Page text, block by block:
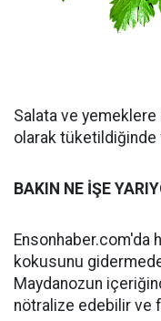
Salata ve
olarak tüketildiğinde
BAKIN NE İŞE
Ensonhaber.com'da
kokusunu
Maydanozun
nötralize edebilir ve